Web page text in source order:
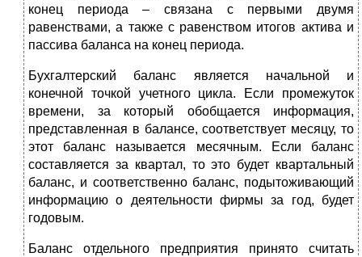
конец периода – связана с первыми двумя
равенствами, а также с равенством итогов актива и
пассива баланса на конец периода.
Бухгалтерский баланс является начальной и
конечной точкой учетного цикла. Если промежуток
времени, за который обобщается информация,
представленная в балансе, соответствует месяцу, то
этот баланс называется месячным. Если баланс
составляется за квартал, то это будет квартальный
баланс, и соответственно баланс, подытоживающий
информацию о деятельности фирмы за год, будет
годовым.
Баланс отдельного предприятия принято считать